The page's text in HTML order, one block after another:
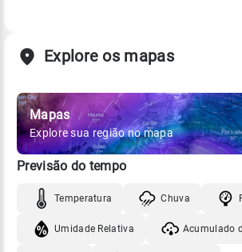
Explore os mapas
Mapas
Explore sua região no mapa
Previsão do tempo
Temperatura Chuva
Umidade Relativa Acumulado